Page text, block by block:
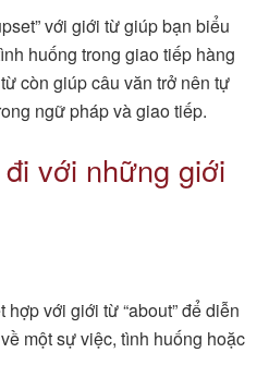
với giới từ giúp bạn biểu
huống trong giao tiếp hàng
còn giúp câu văn trở nên tự
ngữ pháp và giao tiếp.
đi với những giới
hợp với giới từ “about” để diễn
một sự việc, tình huống hoặc